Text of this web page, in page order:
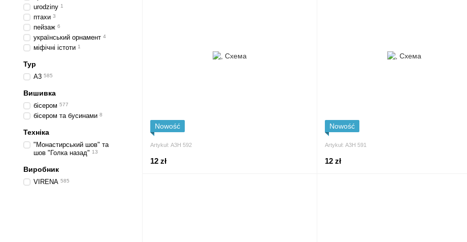
Nowość
Artykuł: А3Н 592
12 zł
Nowość
Artykuł: А3Н 591
12 zł
urodziny 1
птахи 3
пейзаж 6
український орнамент 4
міфічні істоти 1
Typ
А3 585
Вишивка
бісером 577
бісером та бусинами 8
Техніка
"Монастирський шов" та
шов "Голка назад" 13
Виробник
VIRENA 585